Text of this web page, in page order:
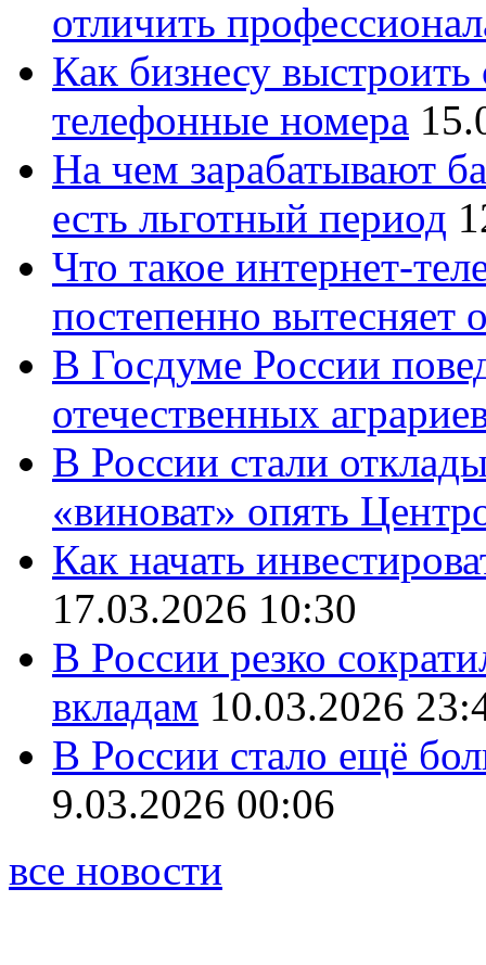
отличить
Как бизнесу
телефонные номера
На чем зарабатывают
есть льготный период
Что такое интернет-
постепенно вытесняет
В Госдуме России
отечественных
В России стали
«виноват» опять
Как начать
17.03.2026 10:30
В России резко
вкладам 10.03.2026
В России стало ещё
9.03.2026 00:06
все новости